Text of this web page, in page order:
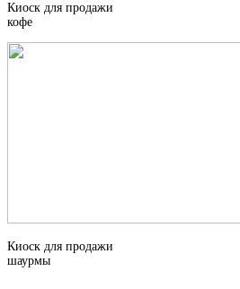
Киоск для продажи
кофе
Киоск для продажи
шаурмы